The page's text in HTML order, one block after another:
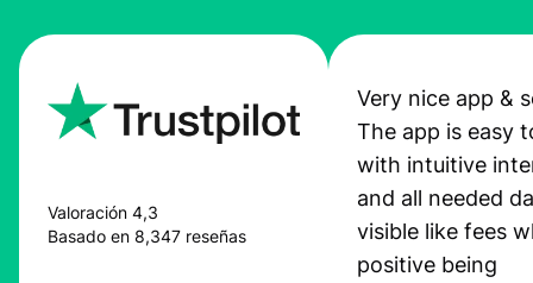
Valoración 4,3
Basado en 8,347 reseñas
Very nice app &
The app is easy
with intuitive
and all needed
visible like fees
positive being